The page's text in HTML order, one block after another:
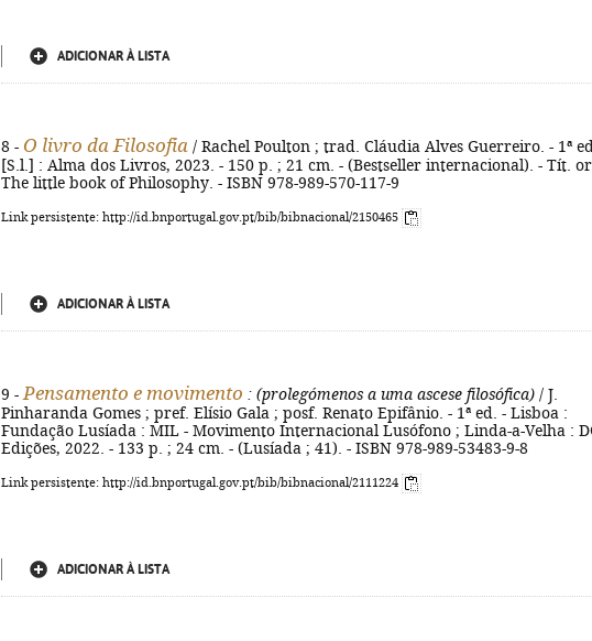
ADICIONAR À LISTA
8 - O livro da Filosofia / Rachel Poulton ; trad. Cláudia Alves Guerreiro. - 1ª
[S.l.] : Alma dos Livros, 2023. - 150 p. ; 21 cm. - (Bestseller internacional). - Tít.
The little book of Philosophy. - ISBN 978-989-570-117-9
Link persistente: http://id.bnportugal.gov.pt/bib/bibnacional/2150465
ADICIONAR À LISTA
9 - Pensamento e movimento : (prolegómenos a uma ascese filosófica) / J.
Pinharanda Gomes ; pref. Elísio Gala ; posf. Renato Epifânio. - 1ª ed. - Lisboa :
Fundação Lusíada : MIL - Movimento Internacional Lusófono ; Linda-a-Velha :
Edições, 2022. - 133 p. ; 24 cm. - (Lusíada ; 41). - ISBN 978-989-53483-9-8
Link persistente: http://id.bnportugal.gov.pt/bib/bibnacional/2111224
ADICIONAR À LISTA